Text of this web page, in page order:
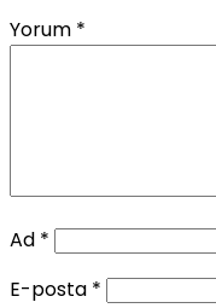
Yorum *
Ad *
E-posta *